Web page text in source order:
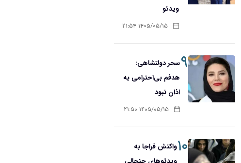
ویدئو
۱۴۰۵/۰۵/۱۵ ۲۱:۵۴
۹سحر دولتشاهی:
هدفم بی‌احترامی به
اذان نبود
۱۴۰۵/۰۵/۱۵ ۲۱:۵۰
۱۰واکنش فراجا به